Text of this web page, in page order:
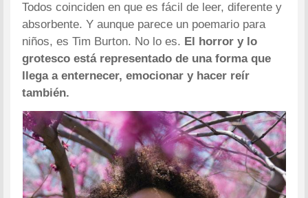
Todos coinciden en que es fácil de leer, diferente y
absorbente. Y aunque parece un poemario para
niños, es Tim Burton. No lo es. El horror y lo
grotesco está representado de una forma que
llega a enternecer, emocionar y hacer reír
también.